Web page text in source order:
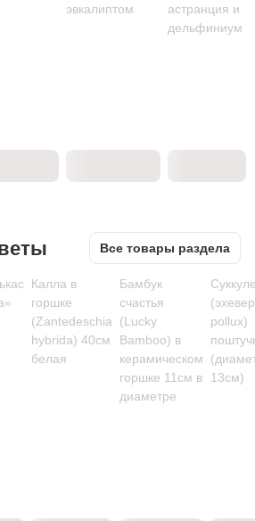
эвкалиптом
астранция и
дельфиниум
Все товары раздела
Калла в
горшке
(Zantedeschia
hybrida) 40см
белая
Бамбук
счастья
(Lucky
Bamboo) в
керамическом
горшке 11см в
диаметре
pollux)
13см)